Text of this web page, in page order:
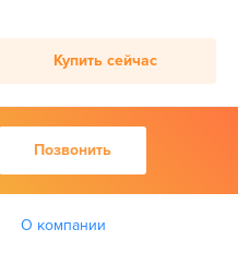
Купить сейчас
Позвонить
О компании